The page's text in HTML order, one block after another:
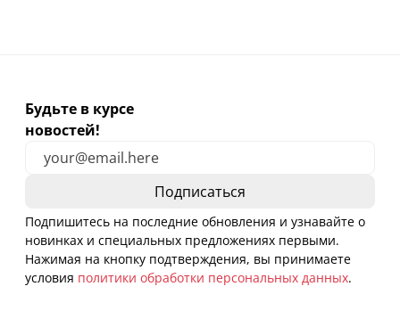
Будьте в курсе
новостей!
Подпишитесь на последние обновления и узнавайте о
новинках и специальных предложениях первыми.
Нажимая на кнопку подтверждения, вы принимаете
условия политики обработки персональных данных.